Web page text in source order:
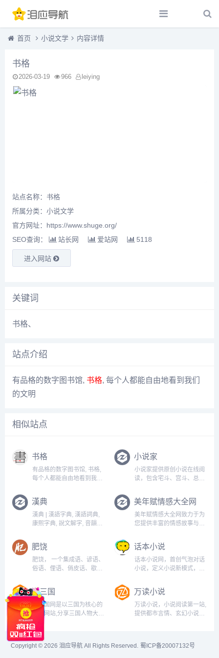
首页 小说文学 内容详情
书格
2026-03-19 966 leiying
站点名称：书格
所属分类： 小说文学
官方网址：https://www.shuge.org/
SEO查询：
站长网 爱站网 5118
进入网站
关键词
书格、
站点介绍
有品格的数字图书馆, 书格, 每个人都能自由地看到我们
的文明
相似站点
书格
有品格的数字图书馆, 书格,
每个人都能自由地看到我们
小说家
小说家提供原创小说在线阅
读，包含宅斗、宫斗、总
作品的在线阅读...
漢典
漢典 | 漢語字典, 漢語詞典,
康熙字典, 說文解字, 音韻方
美年赋情感大全网
美年赋情感大全网致力于为
您提供丰富的情感故事与实
媳关系等情感问题，帮助您
理解爱情的复杂性与分手后
的情感修复。无论是伤感日
志还是情感故事，我们都希
肥饶
肥饶， 一个集成语、谚语、
俗语、俚语、俏皮话、歇后
而谋学业之进，不爱珍器重
宝肥饶之地，以致天下好学
之士，齐心合力，相互扶
持，共同进步。...
话本小说
话本小说网，首创气泡对话
小说，定义小说新模式，读
趣！言情小说、玄幻小说、
都市小说、同人小说、校园
小说、鬼故事等应有尽有。
高品质移动创作社区，手机
潮三国
潮三国网是以三国为核心的
资讯网站,分享三国人物大
全,三国著名的战役,三国历
史故事等有关于三国的百科
类网站，为读者提供的详细
而全面的三国知识阅读平
万读小说
万读小说，小说阅读第一站,
提供都市言情、玄幻小说、
新,页面简洁,访问速度快。...
Copyright © 2026 泪应导航 All Rights Reserved. 蜀ICP备20007132号